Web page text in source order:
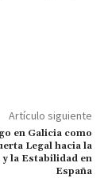
Artículo siguiente
en Galicia como
Legal hacia la
y la Estabilidad en
España